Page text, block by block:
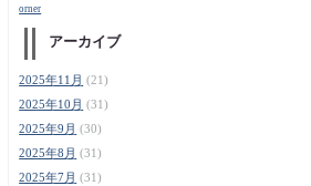
orner
アーカイブ
2025年11月 (21)
2025年10月 (31)
2025年9月 (30)
2025年8月 (31)
2025年7月 (31)